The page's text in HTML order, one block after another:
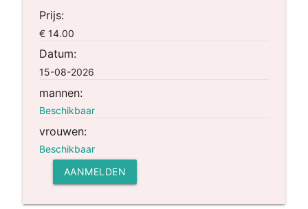
Prijs:
€ 14.00
Datum:
15-08-2026
mannen:
Beschikbaar
vrouwen:
Beschikbaar
AANMELDEN